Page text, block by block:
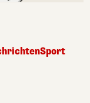
Sport